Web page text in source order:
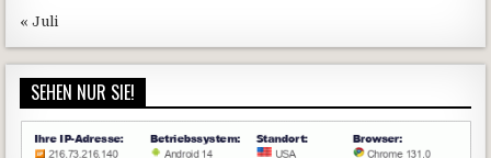
« Juli
SEHEN NUR SIE!